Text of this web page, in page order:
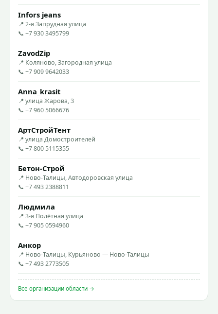
Infors jeans
📍 2-я Запрудная улица
📞 +7 930 3495799
ZavodZip
📍 Коляново, Загородная улица
📞 +7 909 9642033
Anna_krasit
📍 улица Жарова, 3
📞 +7 960 5066676
АртСтройТент
📍 улица Домостроителей
📞 +7 800 5115355
Бетон-Строй
📍 Ново-Талицы, Автодоровская улица
📞 +7 493 2388811
Людмила
📍 3-я Полётная улица
📞 +7 905 0594960
Анкор
📍 Ново-Талицы, Курьяново — Ново-Талицы
📞 +7 493 2773505
Все организации области →